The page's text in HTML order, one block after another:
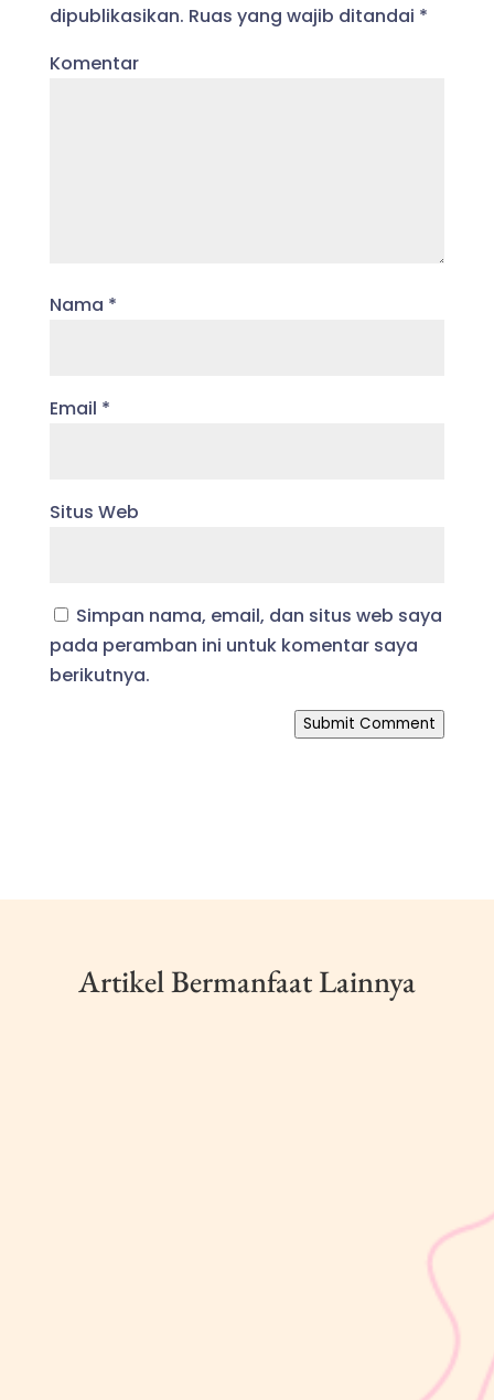
dipublikasikan. Ruas yang wajib ditandai *
Komentar
Nama *
Email *
Situs Web
Simpan nama, email, dan situs web saya
pada peramban ini untuk komentar saya
berikutnya.
Submit Comment
Artikel Bermanfaat Lainnya